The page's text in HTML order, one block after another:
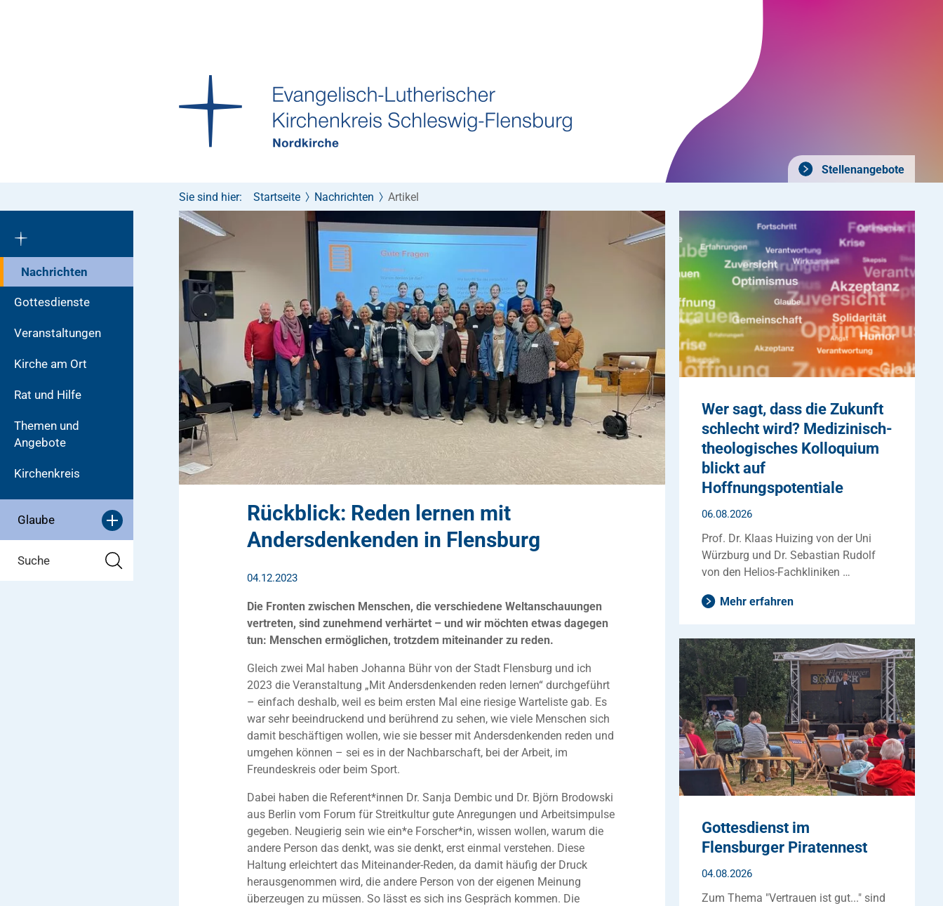
Stellenangebote
Nachrichten
Gottesdienste
Veranstaltungen
Kirche am Ort
Rat und Hilfe
Themen und
Angebote
Kirchenkreis
Glaube
Suche
Sie sind hier: Startseite Nachrichten Artikel
Rückblick: Reden lernen mit
Andersdenkenden in Flensburg
04.12.2023
Die Fronten zwischen Menschen, die verschiedene Weltanschauungen
vertreten, sind zunehmend verhärtet – und wir möchten etwas dagegen
tun: Menschen ermöglichen, trotzdem miteinander zu reden.
Gleich zwei Mal haben Johanna Bühr von der Stadt Flensburg und ich
2023 die Veranstaltung „Mit Andersdenkenden reden lernen“ durchgeführt
– einfach deshalb, weil es beim ersten Mal eine riesige Warteliste gab. Es
war sehr beeindruckend und berührend zu sehen, wie viele Menschen sich
damit beschäftigen wollen, wie sie besser mit Andersdenkenden reden und
umgehen können – sei es in der Nachbarschaft, bei der Arbeit, im
Freundeskreis oder beim Sport.
Dabei haben die Referent*innen Dr. Sanja Dembic und Dr. Björn Brodowski
aus Berlin vom Forum für Streitkultur gute Anregungen und Arbeitsimpulse
gegeben. Neugierig sein wie ein*e Forscher*in, wissen wollen, warum die
andere Person das denkt, was sie denkt, erst einmal verstehen. Diese
Haltung erleichtert das Miteinander-Reden, da damit häufig der Druck
herausgenommen wird, die andere Person von der eigenen Meinung
überzeugen zu müssen. So lässt es sich ins Gespräch kommen. Die
Wer sagt, dass die Zukunft
schlecht wird? Medizinisch-
theologisches Kolloquium
blickt auf
Hoffnungspotentiale
06.08.2026
Prof. Dr. Klaas Huizing von der Uni
Würzburg und Dr. Sebastian Rudolf
von den Helios-Fachkliniken …
Mehr erfahren
Gottesdienst im
Flensburger Piratennest
04.08.2026
Zum Thema "Vertrauen ist gut..." sind